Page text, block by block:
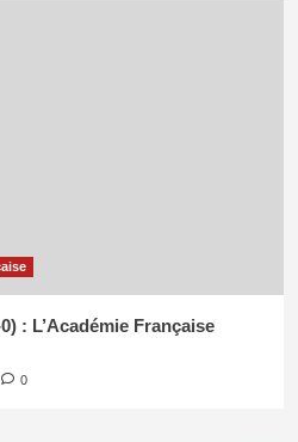
: L’Académie Française
0